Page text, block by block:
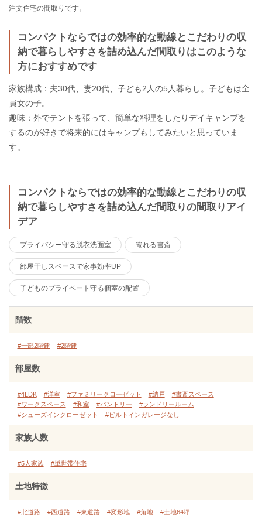
注文住宅の間取りです。
コンパクトならではの効率的な動線とこだわりの収
納で暮らしやすさを詰め込んだ間取りはこのような
方におすすめです
家族構成：夫30代、妻20代、子ども2人の5人暮らし。子どもは全
員女の子。
趣味：外でテントを張って、簡単な料理をしたりデイキャンプを
するのが好きで将来的にはキャンプもしてみたいと思っていま
す。
コンパクトならではの効率的な動線とこだわりの収
納で暮らしやすさを詰め込んだ間取りの間取りアイ
デア
プライバシー守る脱衣洗面室 篭れる書斎
部屋干しスペースで家事効率UP
子どものプライベート守る個室の配置
階数
#一部2階建 #2階建
部屋数
#4LDK #洋室 #ファミリークローゼット #納戸
#書斎スペース
#ワークスペース
#和室 #パントリー
#ランドリールーム
#シューズインクローゼット
#ビルトインガレージなし
家族人数
#5人家族 #単世帯住宅
土地特徴
#北道路 #西道路 #東道路 #変形地 #角地
#土地64坪